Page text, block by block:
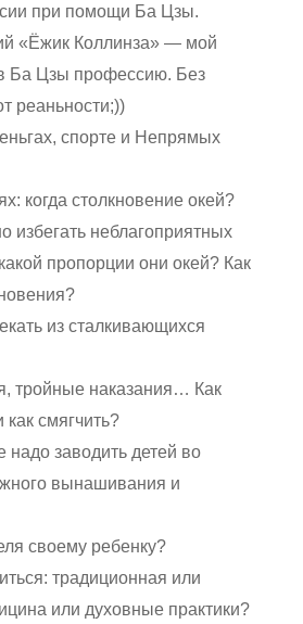
при помощи Ба Цзы.
«Ёжик Коллинза» — мой
Ба Цзы профессию. Без
реаньности;))
спорте и Непрямых
когда столкновение окей?
избегать неблагоприятных
пропорции они окей? Как
из сталкивающихся
тройные наказания… Как
смягчить?
надо заводить детей во
вынашивания и
своему ребенку?
традиционная или
или духовные практики?